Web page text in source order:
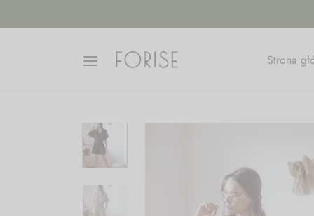
Strona